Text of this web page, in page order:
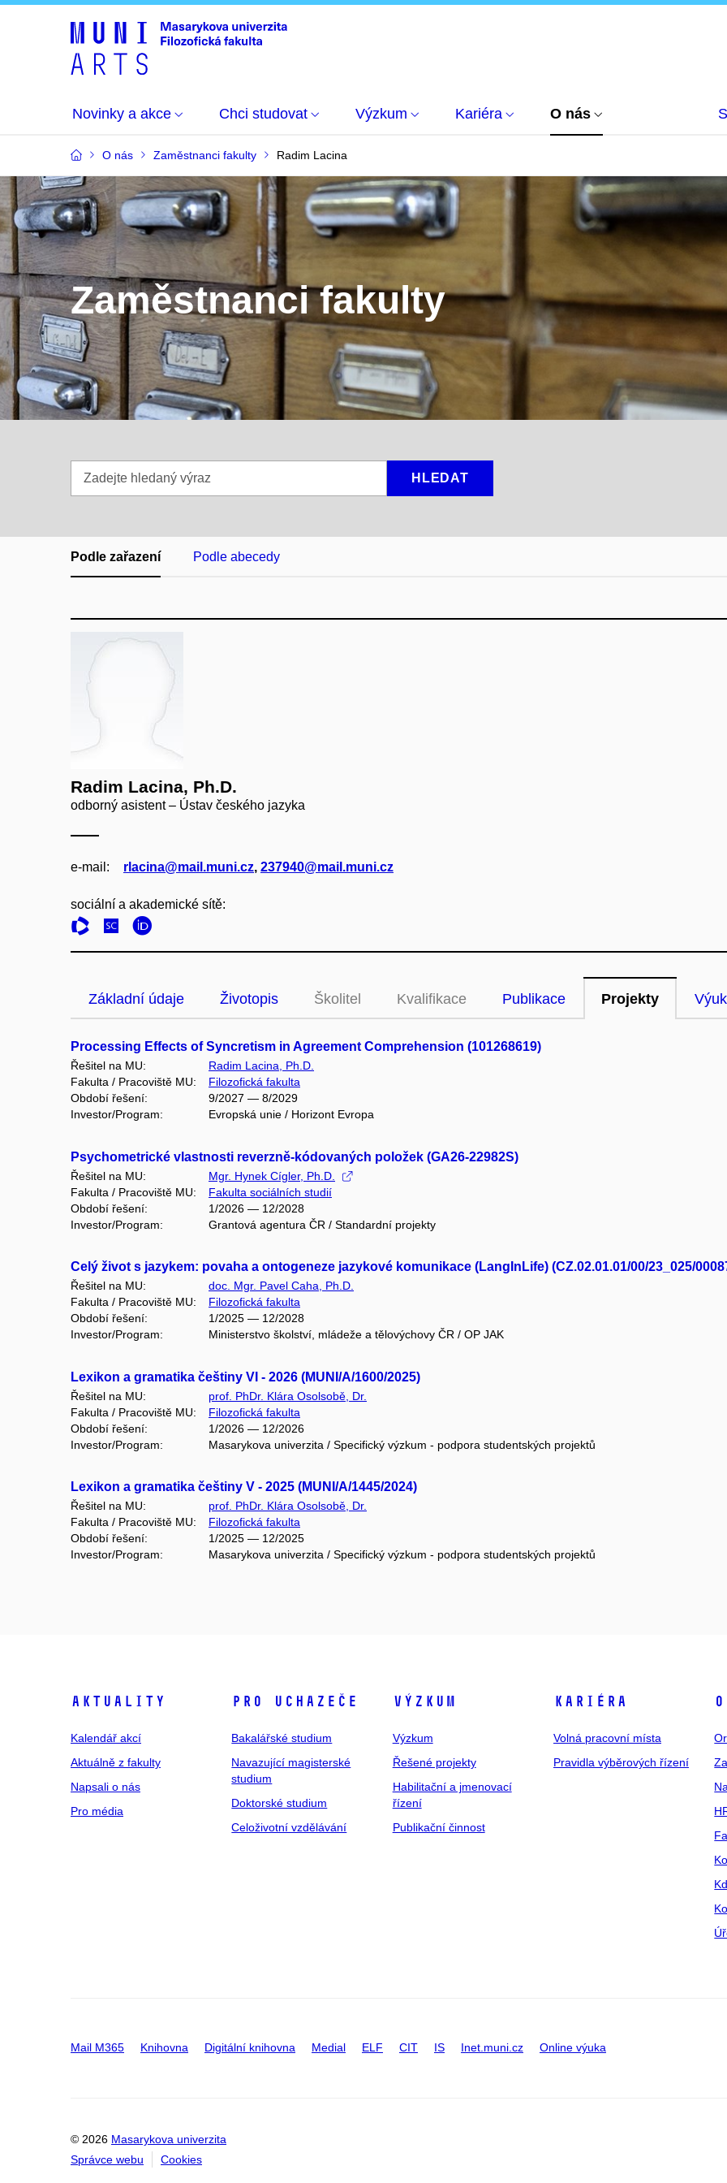
Novinky a akce Chci studovat Výzkum Kariéra O nás
O nás Zaměstnanci fakulty Radim Lacina
Zaměstnanci fakulty
hledaný
HLEDAT
Podle zařazení Podle abecedy
Radim Lacina, Ph.D.
odborný asistent – Ústav českého jazyka
e‑mail: rlacina@mail.muni.cz, 237940@mail.muni.cz
sociální a akademické sítě:
Základní údaje Životopis Školitel Kvalifikace Publikace Projekty
Processing Effects of Syncretism in Agreement Comprehension (101268619)
Řešitel na MU:
Radim Lacina, Ph.D.
Fakulta / Pracoviště MU:
Filozofická fakulta
Období řešení:
9/2027 — 8/2029
Investor/Program:
Evropská unie / Horizont Evropa
Psychometrické vlastnosti reverzně-kódovaných položek (GA26-22982S)
Řešitel na MU:
Mgr. Hynek Cígler, Ph.D.
Fakulta / Pracoviště MU:
Fakulta sociálních studií
Období řešení:
1/2026 — 12/2028
Investor/Program:
Grantová agentura ČR / Standardní projekty
Celý život s jazykem: povaha a ontogeneze jazykové komunikace (LangInLife) (CZ.02.01.01/00/23_025/
Řešitel na MU:
doc. Mgr. Pavel Caha, Ph.D.
Fakulta / Pracoviště MU:
Filozofická fakulta
Období řešení:
1/2025 — 12/2028
Investor/Program:
Ministerstvo školství, mládeže a tělovýchovy ČR / OP JAK
Lexikon a gramatika češtiny VI - 2026 (MUNI/A/1600/2025)
Řešitel na MU:
prof. PhDr. Klára Osolsobě, Dr.
Fakulta / Pracoviště MU:
Filozofická fakulta
Období řešení:
1/2026 — 12/2026
Investor/Program:
Masarykova univerzita / Specifický výzkum - podpora studentských projektů
Lexikon a gramatika češtiny V - 2025 (MUNI/A/1445/2024)
Řešitel na MU:
prof. PhDr. Klára Osolsobě, Dr.
Fakulta / Pracoviště MU:
Filozofická fakulta
Období řešení:
1/2025 — 12/2025
Investor/Program:
Masarykova univerzita / Specifický výzkum - podpora studentských projektů
Aktuality
Kalendář akcí
Aktuálně z fakulty
Napsali o nás
Pro média
Pro uchazeče
Bakalářské studium
Navazující magisterské
studium
Doktorské studium
Celoživotní vzdělávání
Výzkum
Výzkum
Řešené projekty
Habilitační a jmenovací
řízení
Publikační činnost
Kariéra
Volná pracovní místa
Pravidla výběrových řízení
Mail M365 Knihovna Digitální knihovna Medial ELF CIT IS Inet.muni.cz Online výuka
© 2026 Masarykova univerzita
Správce webu
Cookies